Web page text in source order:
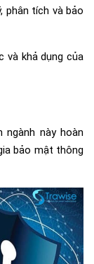
phân tích và bảo
và khả dụng của
này hoàn
bảo mật thông